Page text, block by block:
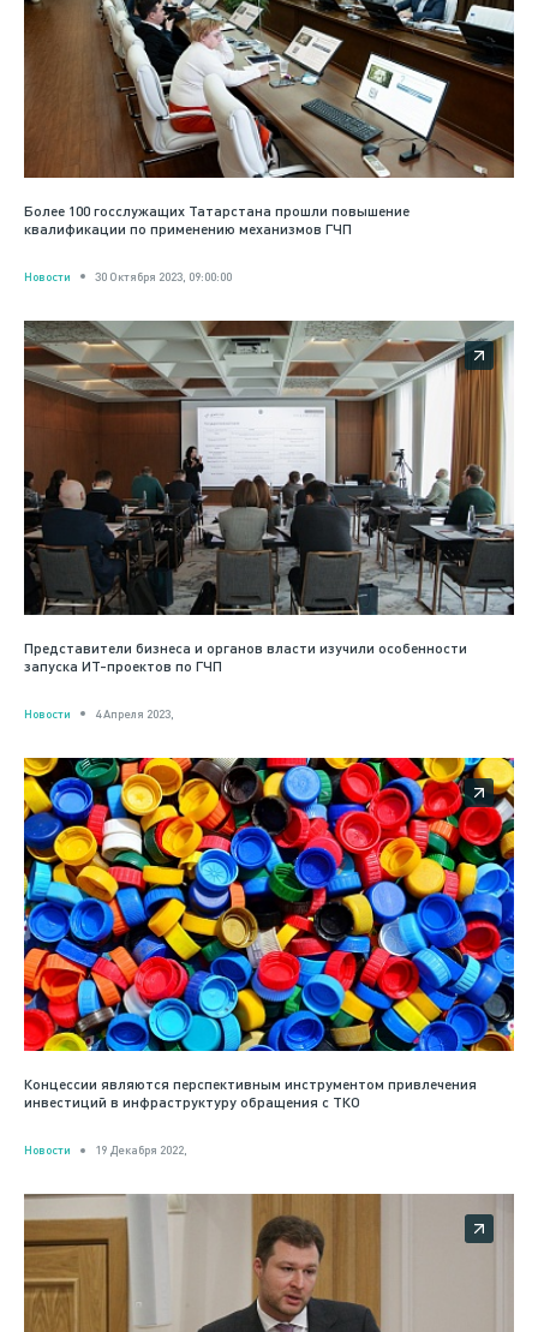
Более 100 госслужащих Татарстана прошли повышение
квалификации по применению механизмов ГЧП
Новости 30 Октября 2023, 09:00:00
Представители бизнеса и органов власти изучили особенности
запуска ИТ-проектов по ГЧП
Новости 4 Апреля 2023,
Концессии являются перспективным инструментом привлечения
инвестиций в инфраструктуру обращения с ТКО
Новости 19 Декабря 2022,